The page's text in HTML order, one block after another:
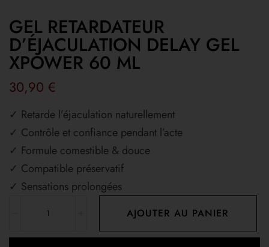
GEL RETARDATEUR
D’ÉJACULATION DELAY GEL
XPOWER 60 ML
30,90 €
✓ Retarde l’éjaculation naturellement
✓ Contrôle et confiance pendant l’acte
✓ Formule comestible & douce
✓ Compatible préservatif
✓ Sensations prolongées
AJOUTER AU PANIER